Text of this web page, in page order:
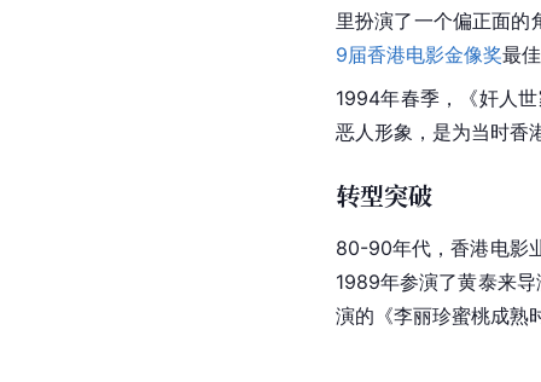
里扮演了一个偏正面的
9届香港电影金像奖最
1994年春季，《奸人
恶人形象，是为当时香
转型突破
80-90年代，香港电影
1989年参演了黄泰来
演的《李丽珍蜜桃成熟